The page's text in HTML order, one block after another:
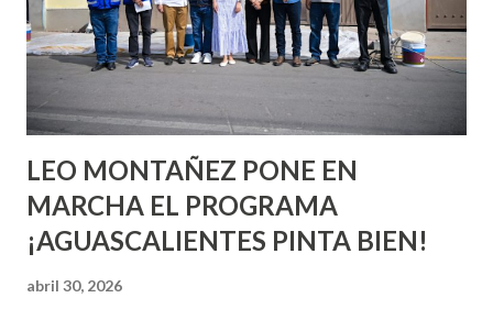
pienses que el sexo será increíble y no puedas esperar para
experimentarlo, pero como cualquier persona con
experiencia te dirá, siempre es mejor cuando ambas partes
son suficientemen...
LEO MONTAÑEZ PONE EN
MARCHA EL PROGRAMA
¡AGUASCALIENTES PINTA BIEN!
abril 30, 2026